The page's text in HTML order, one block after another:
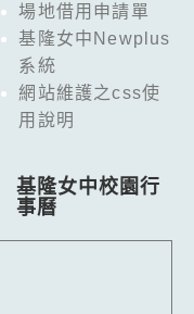
場地借用申請單
基隆女中Newplus
系統
網站維護之css使
用說明
基隆女中校園行
事曆